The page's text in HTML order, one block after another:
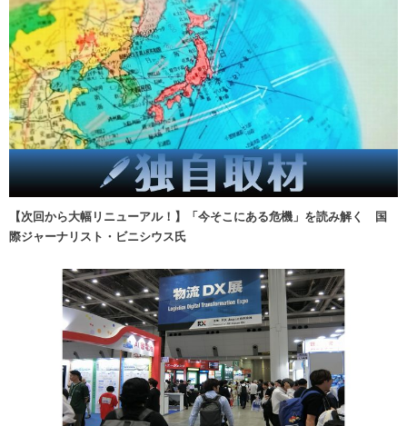
【次回から大幅リニューアル！】「今そこにある危機」を読み解く 国
際ジャーナリスト・ビニシウス氏